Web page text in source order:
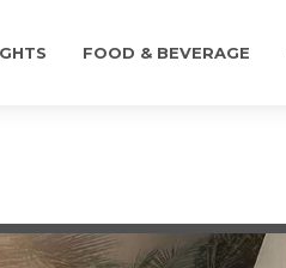
FOOD & BEVERAGE